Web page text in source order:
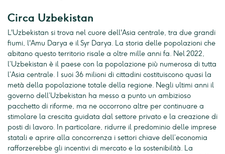
Circa Uzbekistan
L'Uzbekistan si trova nel cuore dell'Asia centrale, tra due grandi
fiumi, l'Amu Darya e il Syr Darya. La storia delle popolazioni che
abitano questo territorio risale a oltre mille anni fa. Nel 2022,
l’Uzbekistan è il paese con la popolazione più numerosa di tutta
l’Asia centrale. I suoi 36 milioni di cittadini costituiscono quasi la
metà della popolazione totale della regione. Negli ultimi anni il
governo dell’Uzbekistan ha messo a punto un ambizioso
pacchetto di riforme, ma ne occorrono altre per continuare a
stimolare la crescita guidata dal settore privato e la creazione di
posti di lavoro. In particolare, ridurre il predominio delle imprese
statali e aprire alla concorrenza i settori chiave dell’economia
rafforzerebbe gli incentivi di mercato e la sostenibilità. La